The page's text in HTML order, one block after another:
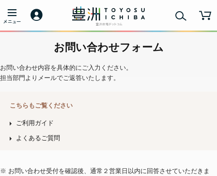
お問い合わせフォーム
お問い合わせ内容を具体的にご入力ください。
担当部門よりメールでご返答いたします。
こちらもご覧ください
ご利用ガイド
よくあるご質問
※ お問い合わせ受付を確認後、通常２営業日以内に回答させていただきま